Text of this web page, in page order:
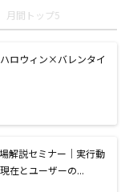
月間トップ5
ロウィン×バレンタイ
解説セミナー｜実行動
在とユーザーの...